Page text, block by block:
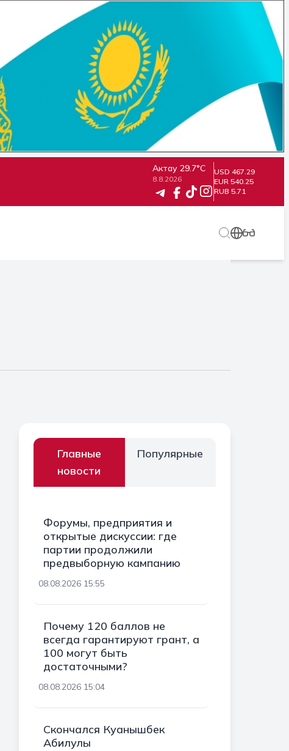
Актау 29.7°C
8.8.2026
USD 467.29
EUR 540.25
RUB 5.71
Главные
новости
Популярные
Форумы, предприятия и
открытые дискуссии: где
партии продолжили
предвыборную кампанию
08.08.2026 15:55
Почему 120 баллов не
всегда гарантируют грант, а
100 могут быть
достаточными?
08.08.2026 15:04
Скончался Куанышбек
Абилулы